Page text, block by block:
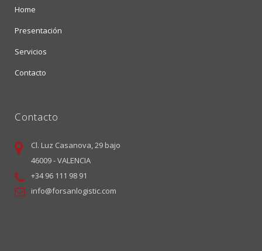
Home
Presentación
Servicios
Contacto
Contacto
Cl. Luz Casanova, 29 bajo
46009 - VALENCIA
+34 96 111 98 91
info@forsanlogistic.com